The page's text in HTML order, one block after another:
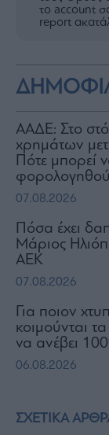
ΣΧΕΤΙΚΑ
το account
report
ΑΑΔΕ: Στο
χρημάτων
Πότε μπορεί
07.08.2026
Πόσα έχει
Μάριος
ΑΕΚ
07.08.2026
Για ποιον
κοιμούνται
να ανέβει
06.08.2026